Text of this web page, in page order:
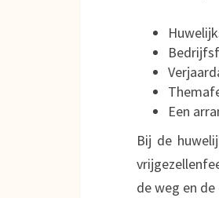
Een
Bij de
de weg en